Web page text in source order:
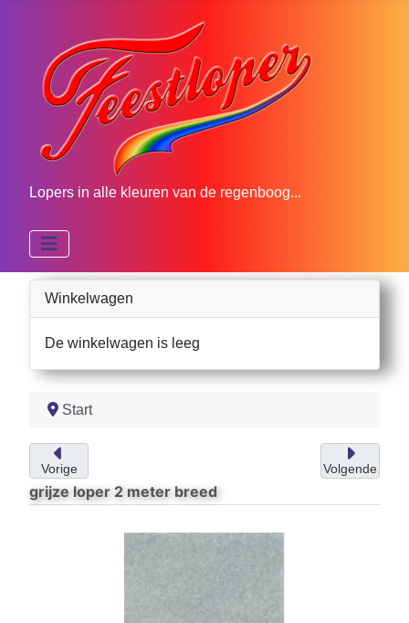
Lopers in alle kleuren van de regenboog...
Winkelwagen
De winkelwagen is leeg
Start
Vorige Volgende
grijze loper 2 meter breed